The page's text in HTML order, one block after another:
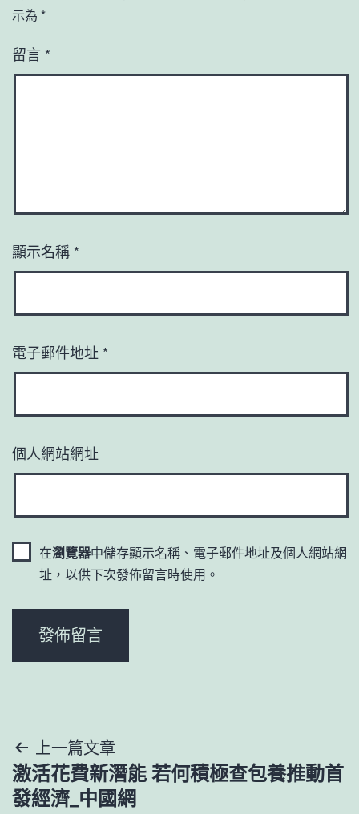
示為 *
留言 *
顯示名稱 *
電子郵件地址 *
個人網站網址
在瀏覽器中儲存顯示名稱、電子郵件地址及個人網站網
址，以供下次發佈留言時使用。
文
章
上一篇文章
激活花費新潛能 若何積極查包養推動首
發經濟_中國網